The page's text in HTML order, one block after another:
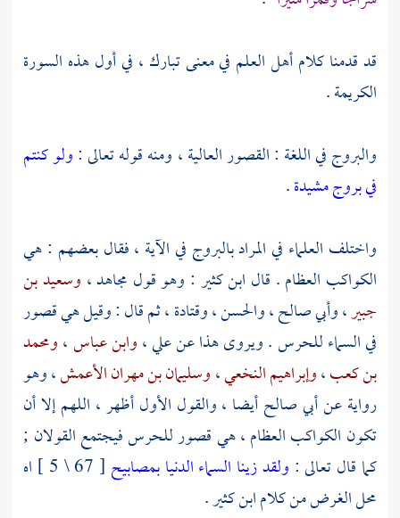
قد قدمنا كلام أهل العلم في معنى تبارك ، في أول هذه السورة
الكريمة .
والبروج في اللغة : القصور العالية ، ومنه قوله تعالى :ولو كنتم
في بروج مشيدة.
واختلف العلماء في المراد بالبروج في الآية ، فقال بعضهم : هي
الكواكب العظام . قال ابن كثير : وهو قول مجاهد، وسعيد بن
جبير،وأبي صالح،والحسن،وقتادة، ثم قال : وقيل هي قصور
في السماء للحرس . ويروى هذا عنعلي،وابن عباس،ومحمد
بن كعب،وإبراهيم النخعي،وسليمان بن مهران الأعمش، وهو
رواية عنأبي صالحأيضا ، والقول الأول أظهر ، اللهم إلا أن
تكون الكواكب العظام ، هي قصور للحرس فيجتمع القولان ;
كما قال تعالى : ولقد زينا السماء الدنيا بمصابيح
[ 67 \ 5 ] اه
محل الغرض من كلامابن كثير.